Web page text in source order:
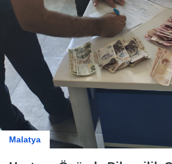
Malatya